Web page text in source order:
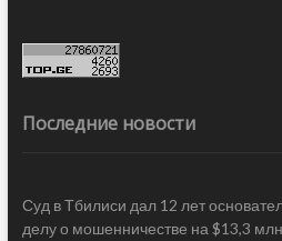
Последние новости
Суд в Тбилиси дал 12 лет
делу о мошенничестве на $13,3 млн